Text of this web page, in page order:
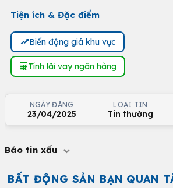
Tiện ích & Đặc điểm
Biến động giá khu vực
Tính lãi vay ngân hàng
NGÀY ĐĂNG
23/04/2025
LOẠI TIN
Tin thường
Báo tin xấu
BẤT ĐỘNG SẢN BẠN QUAN